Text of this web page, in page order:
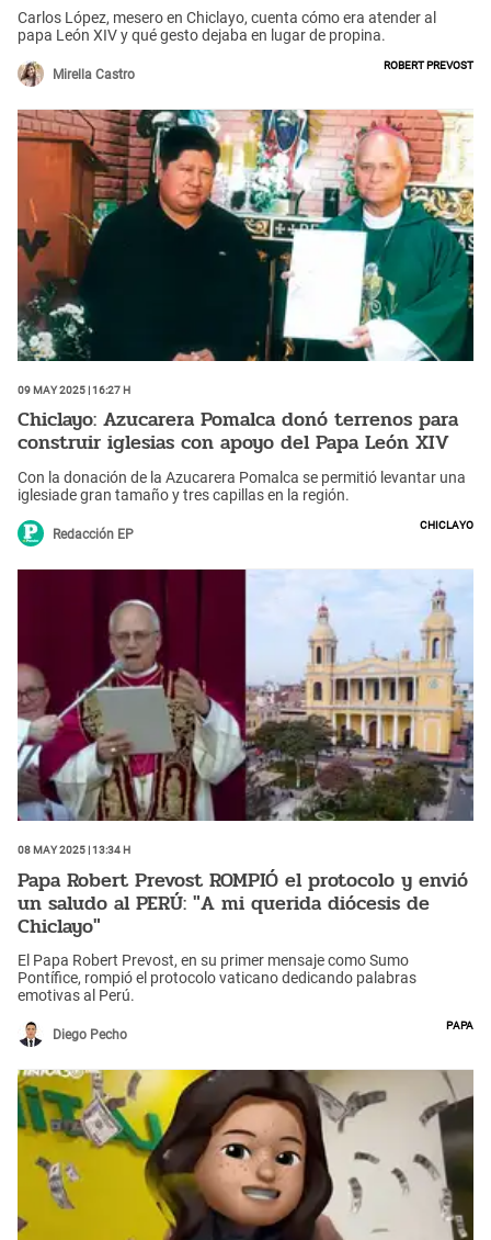
Carlos López, mesero en Chiclayo, cuenta cómo era atender al
papa León XIV y qué gesto dejaba en lugar de propina.
Mirella Castro
Robert Prevost
09 May 2025 | 16:27 h
Chiclayo: Azucarera Pomalca donó terrenos para
construir iglesias con apoyo del Papa León XIV
Con la donación de la Azucarera Pomalca se permitió levantar una
iglesiade gran tamaño y tres capillas en la región.
Redacción EP
Chiclayo
08 May 2025 | 13:34 h
Papa Robert Prevost ROMPIÓ el protocolo y envió
un saludo al PERÚ: "A mi querida diócesis de
Chiclayo"
El Papa Robert Prevost, en su primer mensaje como Sumo
Pontífice, rompió el protocolo vaticano dedicando palabras
emotivas al Perú.
Diego Pecho
Papa